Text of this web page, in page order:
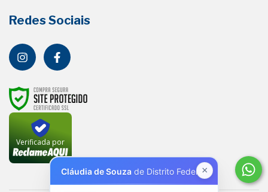
Redes Sociais
Verificada por